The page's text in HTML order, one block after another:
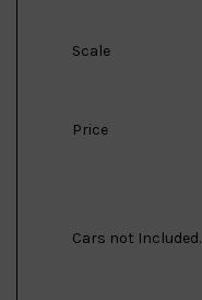
Scale
Price
Cars not Included.